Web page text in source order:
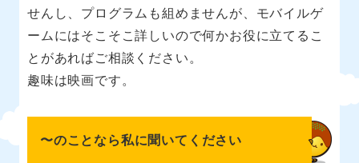
せんし、プログラムも組めませんが、モバイルゲ
ームにはそこそこ詳しいので何かお役に立てるこ
とがあればご相談ください。
趣味は映画です。
〜のことなら私に聞いてください